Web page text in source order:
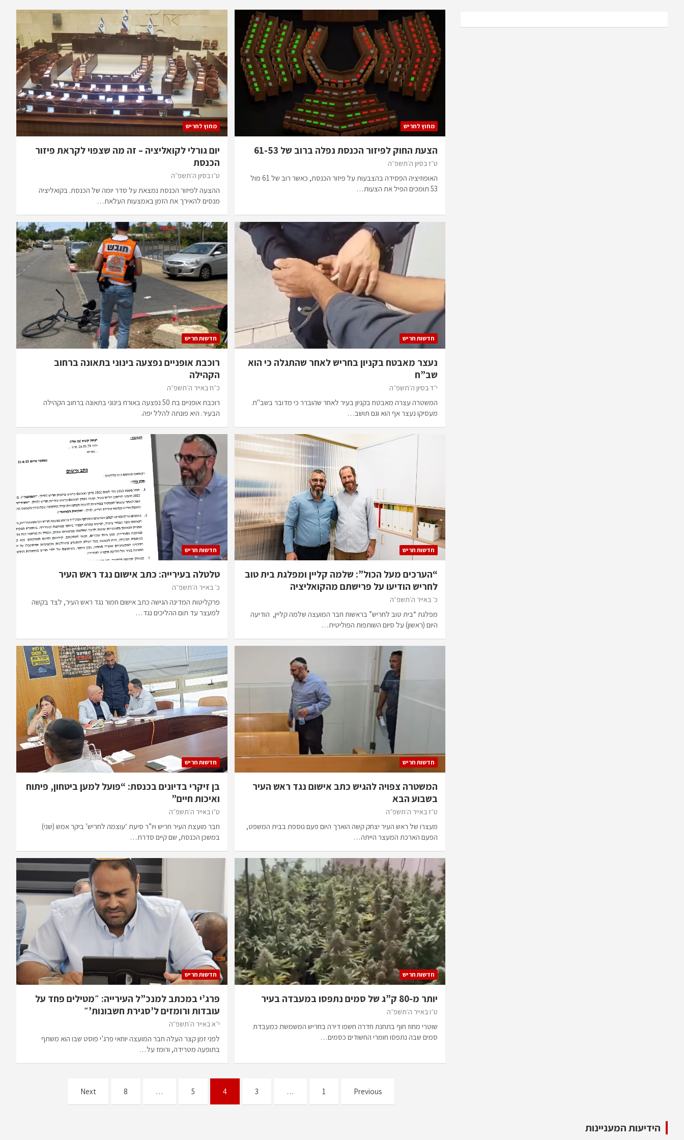
מחוץ לחריש
הצעת החוק לפיזור הכנסת נפלה ברוב של 61-53
ט״ז בסיון ה׳תשפ״ה
האופוזיציה הפסידה בהצבעות על פיזור הכנסת, כאשר רוב של 61 מול
53 תומכים הפיל את הצעות…
מחוץ לחריש
יום גורלי לקואליציה – זה מה שצפוי לקראת פיזור
הכנסת
ט״ו בסיון ה׳תשפ״ה
ההצעה לפיזור הכנסת נמצאת על סדר יומה של הכנסת. בקואליציה
מנסים להאירך את הזמן באמצעות העלאת…
חדשות חריש
נעצר מאבטח בקניון בחריש לאחר שהתגלה כי הוא
שב”ח
י״ד בסיון ה׳תשפ״ה
המשטרה עצרה מאבטח בקניון בעיר לאחר שהוברר כי מדובר בשב"ח.
מעסיקו נעצר אף הוא וגם תושב…
חדשות חריש
רוכבת אופניים נפצעה בינוני בתאונה ברחוב
הקהילה
כ״ח באייר ה׳תשפ״ה
רוכבת אופניים בת 50 נפצעה באורח בינוני בתאונה ברחוב הקהילה
הבעיר. היא פונתה להלל יפה.
חדשות חריש
“הערכים מעל הכול”: שלמה קליין ומפלגת בית טוב
לחריש הודיעו על פרישתם מהקואליציה
כ׳ באייר ה׳תשפ״ה
מפלגת “בית טוב לחריש” בראשות חבר המועצה שלמה קליין, הודיעה
היום (ראשון) על סיום השותפות הפוליטית…
חדשות חריש
טלטלה בעירייה: כתב אישום נגד ראש העיר
כ׳ באייר ה׳תשפ״ה
פרקליטות המדינה הגישה כתב אישום חמור נגד ראש העיר, לצד בקשה
למעצר עד תום ההליכים נגד…
חדשות חריש
המשטרה צפויה להגיש כתב אישום נגד ראש העיר
בשבוע הבא
ט״ז באייר ה׳תשפ״ה
מעצרו של ראש העיר יצחק קשה הוארך היום פעם נוספת בבית המשפט,
הפעם הארכת המעצר הייתה…
חדשות חריש
בן זיקרי בדיונים בכנסת: “פועל למען ביטחון, פיתוח
ואיכות חיים”
ט״ו באייר ה׳תשפ״ה
חבר מועצת העיר חריש ויו”ר סיעת ‘עוצמה לחריש’ ביקר אמש (שני)
במשכן הכנסת, שם קיים סדרת…
חדשות חריש
יותר מ-80 ק”ג של סמים נתפסו במעבדה בעיר
ט״ו באייר ה׳תשפ״ה
שוטרי מחוז חוף בתחנת חדרה חשפו דירה בחריש המשמשת כמעבדת
סמים שבה נתפסו חומרי החשודים כסמים…
חדשות חריש
פרג’י במכתב למנכ”ל העירייה: ״מטילים פחד על
עובדות ורומזים ל’סגירת חשבונות’״
י״א באייר ה׳תשפ״ה
לפני זמן קצר העלה חבר המועצה יוחאי פרג’י פוסט שבו הוא משתף
בתופעה מטרידה, ורומז על…
pagination
Previous
1
…
3
4
5
…
8
Next
הידיעות המעניינות